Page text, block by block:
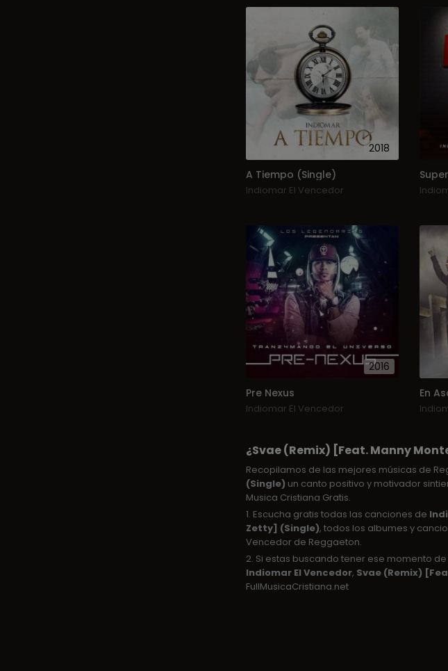
2018
A Tiempo (Single)
Indiomar El Vencedor
2016
Pre Nexus
Indiomar El Vencedor
En
¿Svae (Remix) [Feat. Manny
Recopilamos de las mejores músicas de
(Single) un canto positivo y motivador
Musica Cristiana Gratis.
1. Escucha gratis todas las canciones de
Zetty] (Single), todos los albumes y
Vencedor de Reggaeton.
2. Si estas buscando tener ese momento
Indiomar El Vencedor, Svae (Remix)
FullMusicaCristiana.net